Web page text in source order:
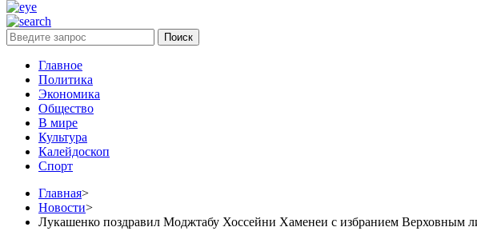
Главное
Политика
Экономика
Общество
В мире
Культура
Калейдоскоп
Спорт
Главная>
Новости>
Лукашенко поздравил Моджтабу Хоссейни Хаменеи с избранием Верховным